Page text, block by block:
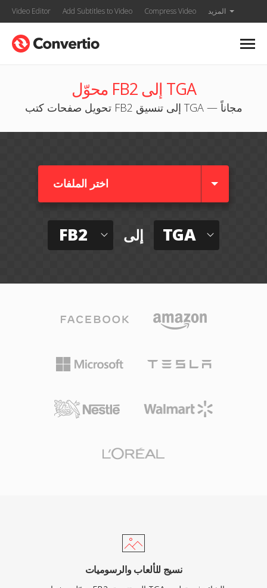
Video Editor Add Subtitles to Video Compress Video المزيد
محوّل FB2 إلى TGA
تحويل صفحات كتب FB2 إلى تنسيق TGA — مجاناً
اختر الملفات
FB2 إلى TGA
نسيج للألعاب والرسوميات